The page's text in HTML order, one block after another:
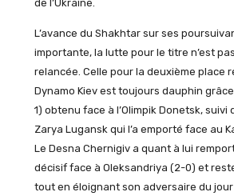
de l’Ukraine.
L’avance du Shakhtar sur ses
importante, la lutte pour le titre n’est
relancée. Celle pour la deuxième place
Dynamo Kiev est toujours dauphin
1) obtenu face à l’Olimpik Donetsk, suivi
Zarya Lugansk qui l’a emporté face au
Le Desna Chernigiv a quant à lui
décisif face à Oleksandriya (2-0) et
tout en éloignant son adversaire du